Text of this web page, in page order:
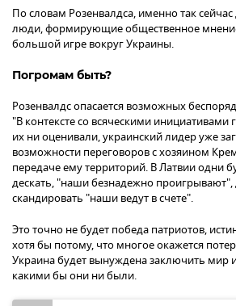
По словам Розенвалдса, именно так
люди, формирующие общественное
большой игре вокруг Украины.
Погромам быть?
Розенвалдс опасается возможных
"В контексте со всяческими
их ни оценивали, украинский лидер уже
возможности переговоров с хозяином
передаче ему территорий. В Латвии одни
дескать, "наши безнадежно проигрывают",
скандировать "наши ведут в счете".
Это точно не будет победа патриотов,
хотя бы потому, что многое окажется
Украина будет вынуждена заключить мир
какими бы они ни были.